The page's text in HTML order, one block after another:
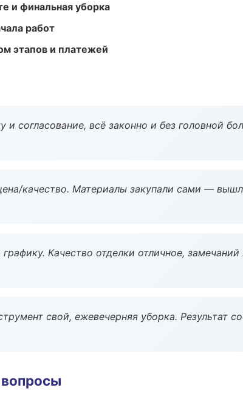
и финальная уборка
работ
этапов и платежей
и согласование, всё законно и без головной
качество. Материалы закупали сами —
Качество отделки отличное,
свой, ежевечерняя уборка. Результат